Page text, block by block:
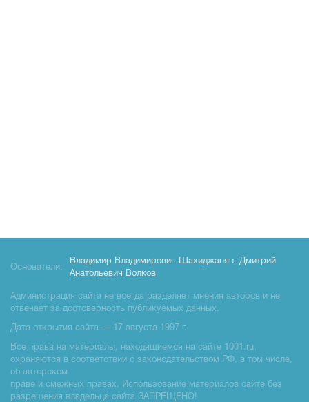
Основатели:
Владимир Владимирович Шахиджанян, Дмитрий
Анатольевич Волков
Администрация сайта не всегда разделяет мнения авторов и не
отвечает за достоверность публикуемых данных.
Дата открытия сайта — 17 августа 1997 г.
Все права на материалы, находящиемся на сайте 1001.ru,
охраняются в соответствии с законодательством РФ, в том числе,
об авторском
праве и смежных правах. Использование материалов сайте без
разрешения владельца сайта ЗАПРЕЩЕНО!